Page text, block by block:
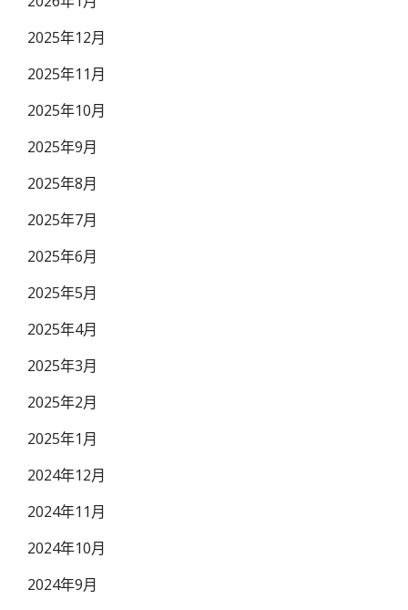
2025年12月
2025年11月
2025年10月
2025年9月
2025年8月
2025年7月
2025年6月
2025年5月
2025年4月
2025年3月
2025年2月
2025年1月
2024年12月
2024年11月
2024年10月
2024年9月